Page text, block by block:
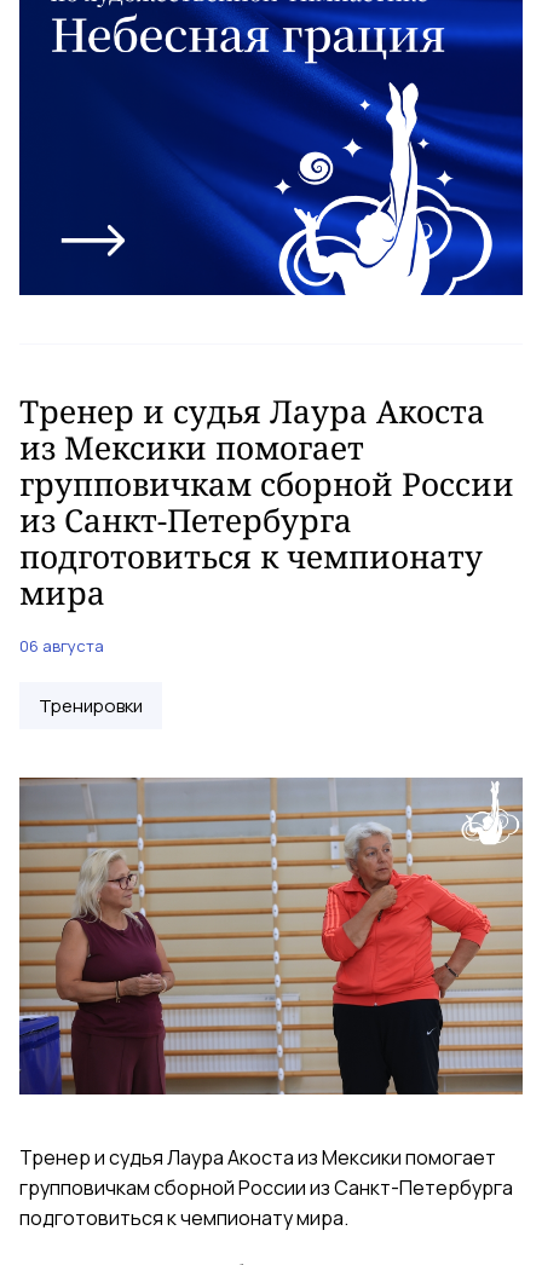
Тренер и судья Лаура Акоста
из Мексики помогает
групповичкам сборной России
из Санкт-Петербурга
подготовиться к чемпионату
мира
06 августа
Тренировки
Тренер и судья Лаура Акоста из Мексики помогает
групповичкам сборной России из Санкт-Петербурга
подготовиться к чемпионату мира.